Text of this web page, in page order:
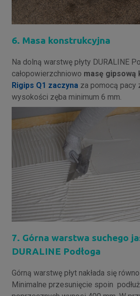
6. Masa konstrukcyjna
Na dolną warstwę płyty DURALINE
całopowierzchniowo masę gipsową
Rigips Q1 zaczyna za pomocą pacy
wysokości zęba minimum 6 mm.
7. Górna warstwa suchego
DURALINE Podłoga
Górną warstwę płyt nakłada się
Minimalne przesunięcie spoin